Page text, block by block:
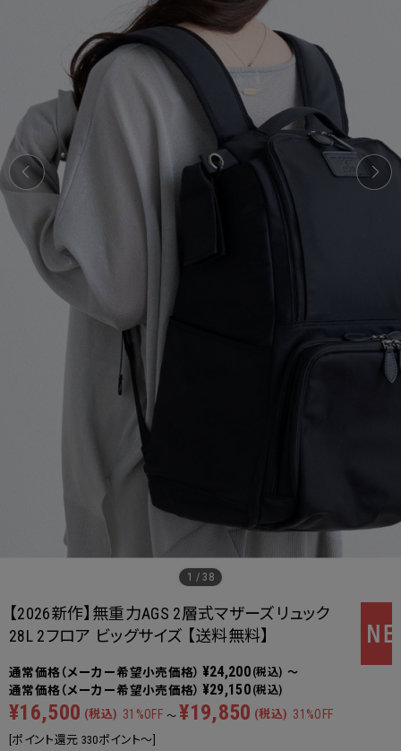
1 /38
【2026新作】無重力AGS 2層式マザーズリュック
28L 2フロア ビッグサイズ 【送料無料】
¥24,200 (税込) ～
¥29,150 (税込)
¥16,500 (税込) 31%OFF ～ ¥19,850 (税込) 31%OFF
[ポイント還元 330ポイント～]